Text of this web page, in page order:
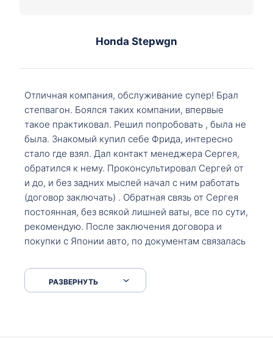
Honda Stepwgn
Отличная компания, обслуживание супер! Брал
степвагон. Боялся таких компании, впервые
такое практиковал. Решил попробовать , была не
была. Знакомый купил себе Фрида, интересно
стало где взял. Дал контакт менеджера Сергея,
обратился к нему. Проконсультировал Сергей от
и до, и без задних мыслей начал с ним работать
(договор заключать) . Обратная связь от Сергея
постоянная, без всякой лишней ваты, все по сути,
рекомендую. После заключения договора и
покупки с Японии авто, по документам связалась
что заполнить, куда зайти, образцы и т.д. После
приехал за авто. Меня тепло встретили Сергей с
РАЗВЕРНУТЬ